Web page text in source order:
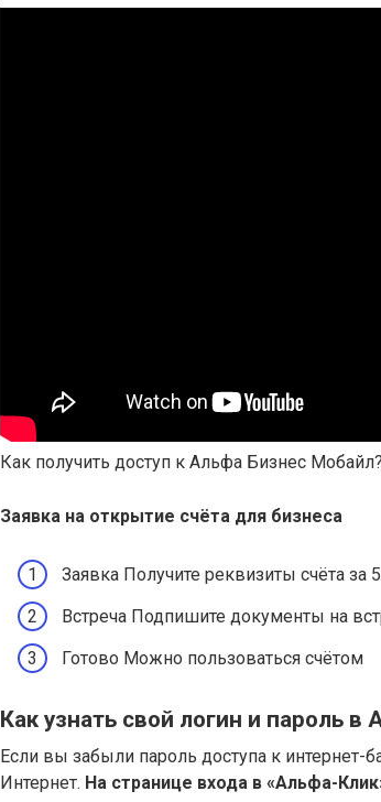
Как получить доступ к Альфа Бизнес Мобайл?
Заявка на открытие счёта для бизнеса
Заявка Получите реквизиты счёта за
Встреча Подпишите документы на
Готово Можно пользоваться счётом
Как узнать свой логин и пароль в
Если вы забыли пароль доступа к интернет-
Интернет. На странице входа в «Альфа-